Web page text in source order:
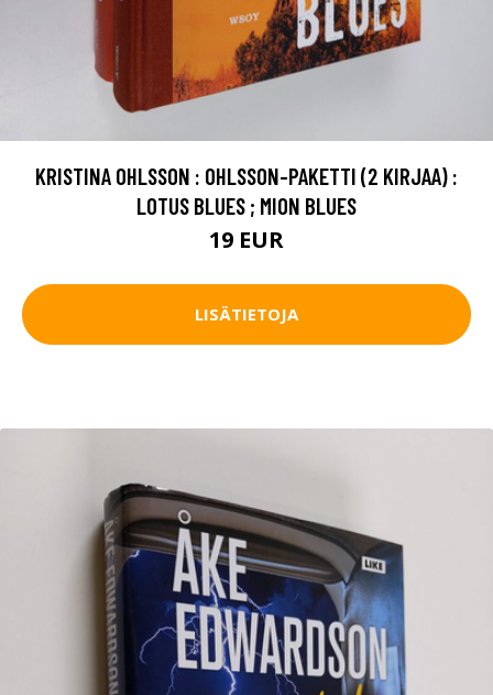
KRISTINA OHLSSON : OHLSSON-PAKETTI (2 KIRJAA) :
LOTUS BLUES ; MION BLUES
19 EUR
LISÄTIETOJA